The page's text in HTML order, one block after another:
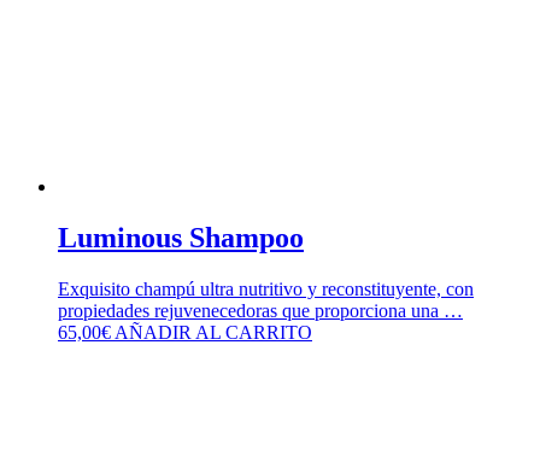
Luminous Shampoo
Exquisito champú ultra nutritivo y reconstituyente, con
propiedades rejuvenecedoras que proporciona una …
65,00€ AÑADIR AL CARRITO